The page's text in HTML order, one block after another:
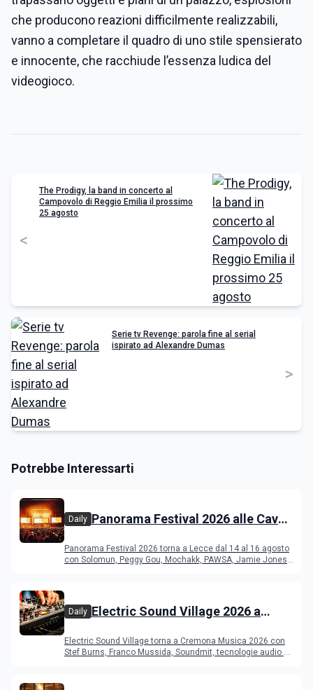
che producono reazioni difficilmente realizzabili,
vanno a completare il quadro di uno stile spensierato
e innocente, che racchiude l’essenza ludica del
videogioco.
<
The Prodigy, la band in concerto al
Campovolo di Reggio Emilia il prossimo
25 agosto
Serie tv Revenge: parola fine al serial
ispirato ad Alexandre Dumas
>
Potrebbe Interessarti
Daily Panorama Festival 2026 alle Cave
programma
Panorama Festival 2026 torna a Lecce dal 14 al 16 agosto
con Solomun, Peggy Gou, Mochakk, PAWSA, Jamie Jones
Daily Electric Sound Village 2026 a
Young Band Contest, il programma
Electric Sound Village torna a Cremona Musica 2026 con
Stef Burns, Franco Mussida, Soundmit, tecnologie audio e